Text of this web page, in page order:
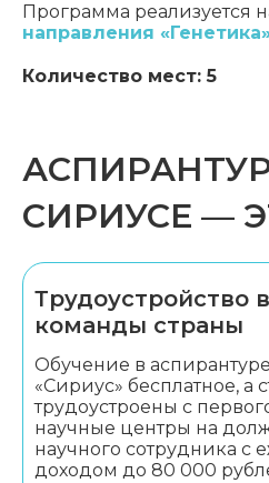
Программа реализуется
направления
Количество мест: 5
СИРИУСЕ —
Трудоустройство
команды страны
Обучение в
«Сириус» бесплатное, а
трудоустроены с
научные центры на
научного сотрудника с
доходом до 80 000